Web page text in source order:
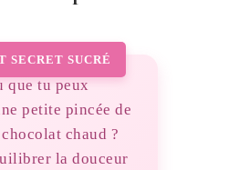
que tu peux
petite pincée de
chaud ?
la douceur